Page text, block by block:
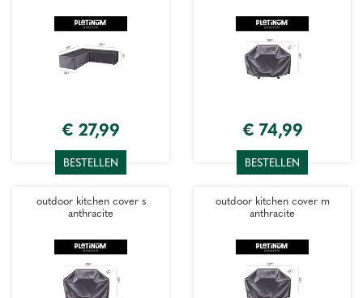
€ 27,99
BESTELLEN
€ 74,99
BESTELLEN
outdoor kitchen cover s
anthracite
outdoor kitchen cover m
anthracite